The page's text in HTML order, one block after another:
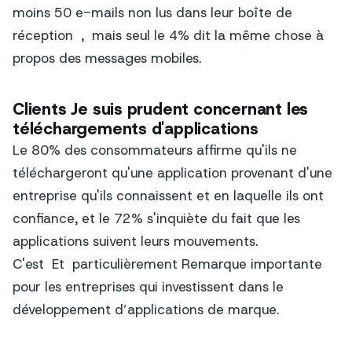
moins 50 e-mails non lus dans leur boîte de
réception , mais seul le 4% dit la même chose à
propos des messages mobiles.
ClientsJe suis prudent concernant les
téléchargements d'applications
Le 80% des consommateurs affirme qu'ils ne
téléchargeront qu'une application provenant d'une
entreprise qu'ils connaissent et en laquelle ils ont
confiance, et le 72% s'inquiète du fait que les
applications suivent leurs mouvements.
C'est Et particulièrement Remarque importante
pour les entreprises qui investissent dans le
développement d’applications de marque.